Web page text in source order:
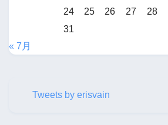
24
25 26 27 28
31
« 7月
Tweets by erisvain